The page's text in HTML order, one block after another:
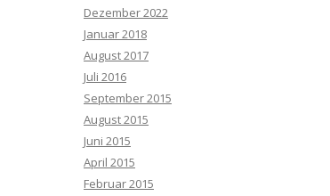
Dezember 2022
Januar 2018
August 2017
Juli 2016
September 2015
August 2015
Juni 2015
April 2015
Februar 2015